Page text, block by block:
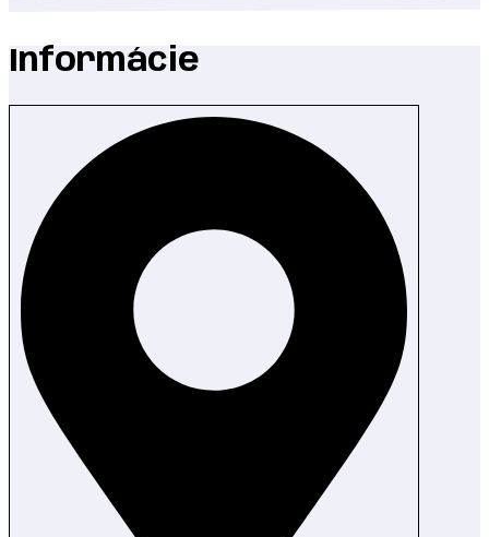
Informácie